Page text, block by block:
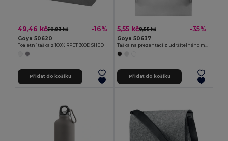
49,46 kč58,93 kč -16%
Goya 50620
Toaletní taška z 100% RPET 300D SHED
Přidat do košíku
5,55 kč8,55 kč -35%
Goya 50637
Přidat do košíku